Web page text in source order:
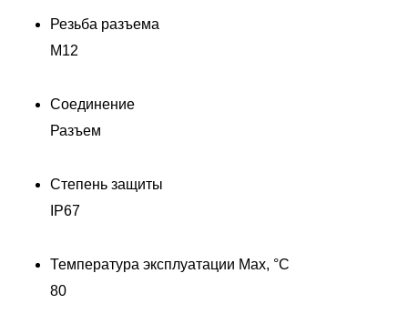
Резьба разъема
M12
Соединение
Разъем
Степень защиты
IP67
Температура эксплуатации Max, °C
80